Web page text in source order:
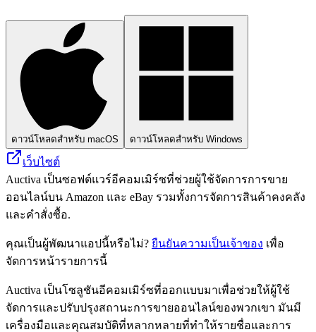
ดาวน์โหลดสำหรับ macOS ดาวน์โหลดสำหรับ Windows
เว็บไซต์
Auctiva เป็นซอฟต์แวร์อีคอมเมิร์ซที่ช่วยผู้ใช้จัดการการขาย
ออนไลน์บน Amazon และ eBay รวมทั้งการจัดการสินค้าคงคลัง
และคำสั่งซื้อ.
คุณเป็นผู้พัฒนาแอปนี้หรือไม่? ยืนยันความเป็นเจ้าของ เพื่อ
จัดการหน้ารายการนี้
Auctiva เป็นโซลูชันอีคอมเมิร์ซที่ออกแบบมาเพื่อช่วยให้ผู้ใช้
จัดการและปรับปรุงสถานะการขายออนไลน์ของพวกเขา มันมี
เครื่องมือและคุณสมบัติที่หลากหลายที่ทำให้รายชื่อและการ